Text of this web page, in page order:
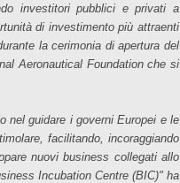
investitori pubblici e privati a
di investimento più attraenti
la cerimonia di apertura del
Aeronautical Foundation che si
nel guidare i governi Europei e le
facilitando, incoraggiando
nuovi business collegati allo
Incubation Centre (BIC)" ha